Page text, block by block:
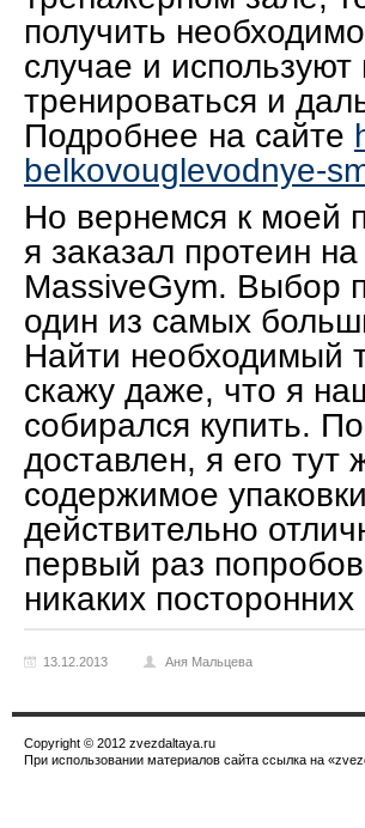
получить
случае и
тренироваться и
Подробнее на сайте
belkovouglevodnye-
Но вернемся к моей
я заказал протеин
MassiveGym. Выбор
один из самых
Найти необходимый
скажу даже, что я
собирался купить.
доставлен, я его
содержимое
действительно
первый раз
никаких
13.12.2013 Аня Мальцева
Copyright © 2012 zvezdaltaya.ru
При использовании материалов сайта ссылка на